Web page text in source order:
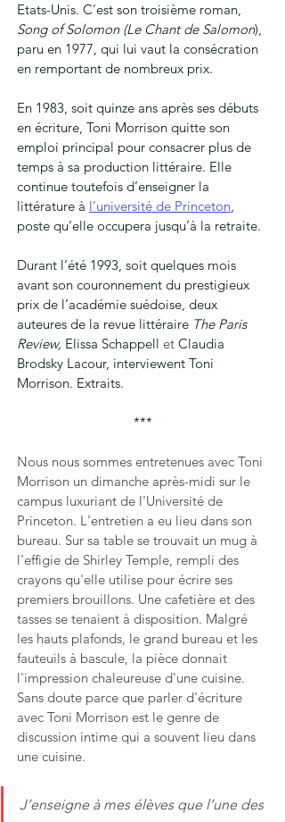
Etats-Unis. C’est son troisième roman,
Song of Solomon (Le Chant de Salomon),
paru en 1977, qui lui vaut la consécration
en remportant de nombreux prix.
En 1983, soit quinze ans après ses débuts
en écriture, Toni Morrison quitte son
emploi principal pour consacrer plus de
temps à sa production littéraire. Elle
continue toutefois d’enseigner la
littérature à l’université de Princeton,
poste qu’elle occupera jusqu’à la retraite.
Durant l’été 1993, soit quelques mois
avant son couronnement du prestigieux
prix de l’académie suédoise, deux
auteures de la revue littéraire The Paris
Review, Elissa Schappell et Claudia
Brodsky Lacour, interviewent Toni
Morrison. Extraits.
***
Nous nous sommes entretenues avec Toni
Morrison un dimanche après-midi sur le
campus luxuriant de l'Université de
Princeton. L'entretien a eu lieu dans son
bureau. Sur sa table se trouvait un mug à
l'effigie de Shirley Temple, rempli des
crayons qu'elle utilise pour écrire ses
premiers brouillons. Une cafetière et des
tasses se tenaient à disposition. Malgré
les hauts plafonds, le grand bureau et les
fauteuils à bascule, la pièce donnait
l'impression chaleureuse d'une cuisine.
Sans doute parce que parler d'écriture
avec Toni Morrison est le genre de
discussion intime qui a souvent lieu dans
une cuisine.
J’enseigne à mes élèves que l’une des